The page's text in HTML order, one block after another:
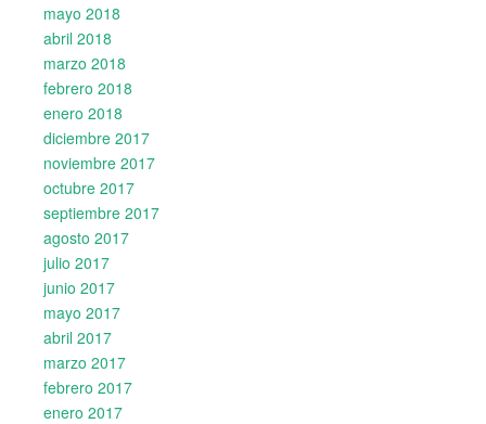
mayo 2018
abril 2018
marzo 2018
febrero 2018
enero 2018
diciembre 2017
noviembre 2017
octubre 2017
septiembre 2017
agosto 2017
julio 2017
junio 2017
mayo 2017
abril 2017
marzo 2017
febrero 2017
enero 2017